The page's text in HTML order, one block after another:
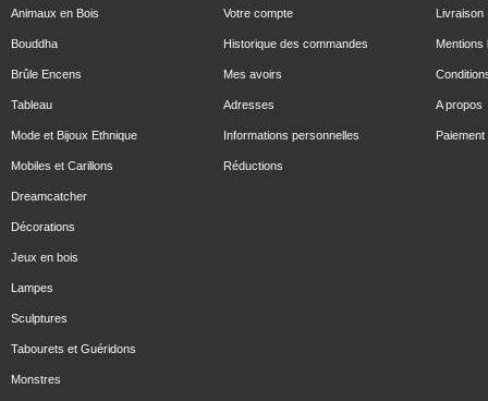
Animaux en Bois
Bouddha
Brûle Encens
Tableau
Mode et Bijoux Ethnique
Mobiles et Carillons
Dreamcatcher
Décorations
Jeux en bois
Lampes
Sculptures
Tabourets et Guéridons
Monstres
Votre compte
Historique des commandes
Mes avoirs
Adresses
Informations personnelles
Réductions
Livraison
Mentions
A propos